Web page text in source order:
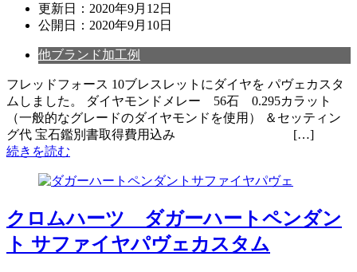
更新日： 2020年9月12日
公開日： 2020年9月10日
他ブランド加工例
フレッドフォース 10ブレスレットにダイヤを パヴェカスタ
ムしました。 ダイヤモンドメレー 56石 0.295カラット
（一般的なグレードのダイヤモンドを使用） ＆セッティン
グ代 宝石鑑別書取得費用込み […]
続きを読む
クロムハーツ ダガーハートペンダン
ト サファイヤパヴェカスタム